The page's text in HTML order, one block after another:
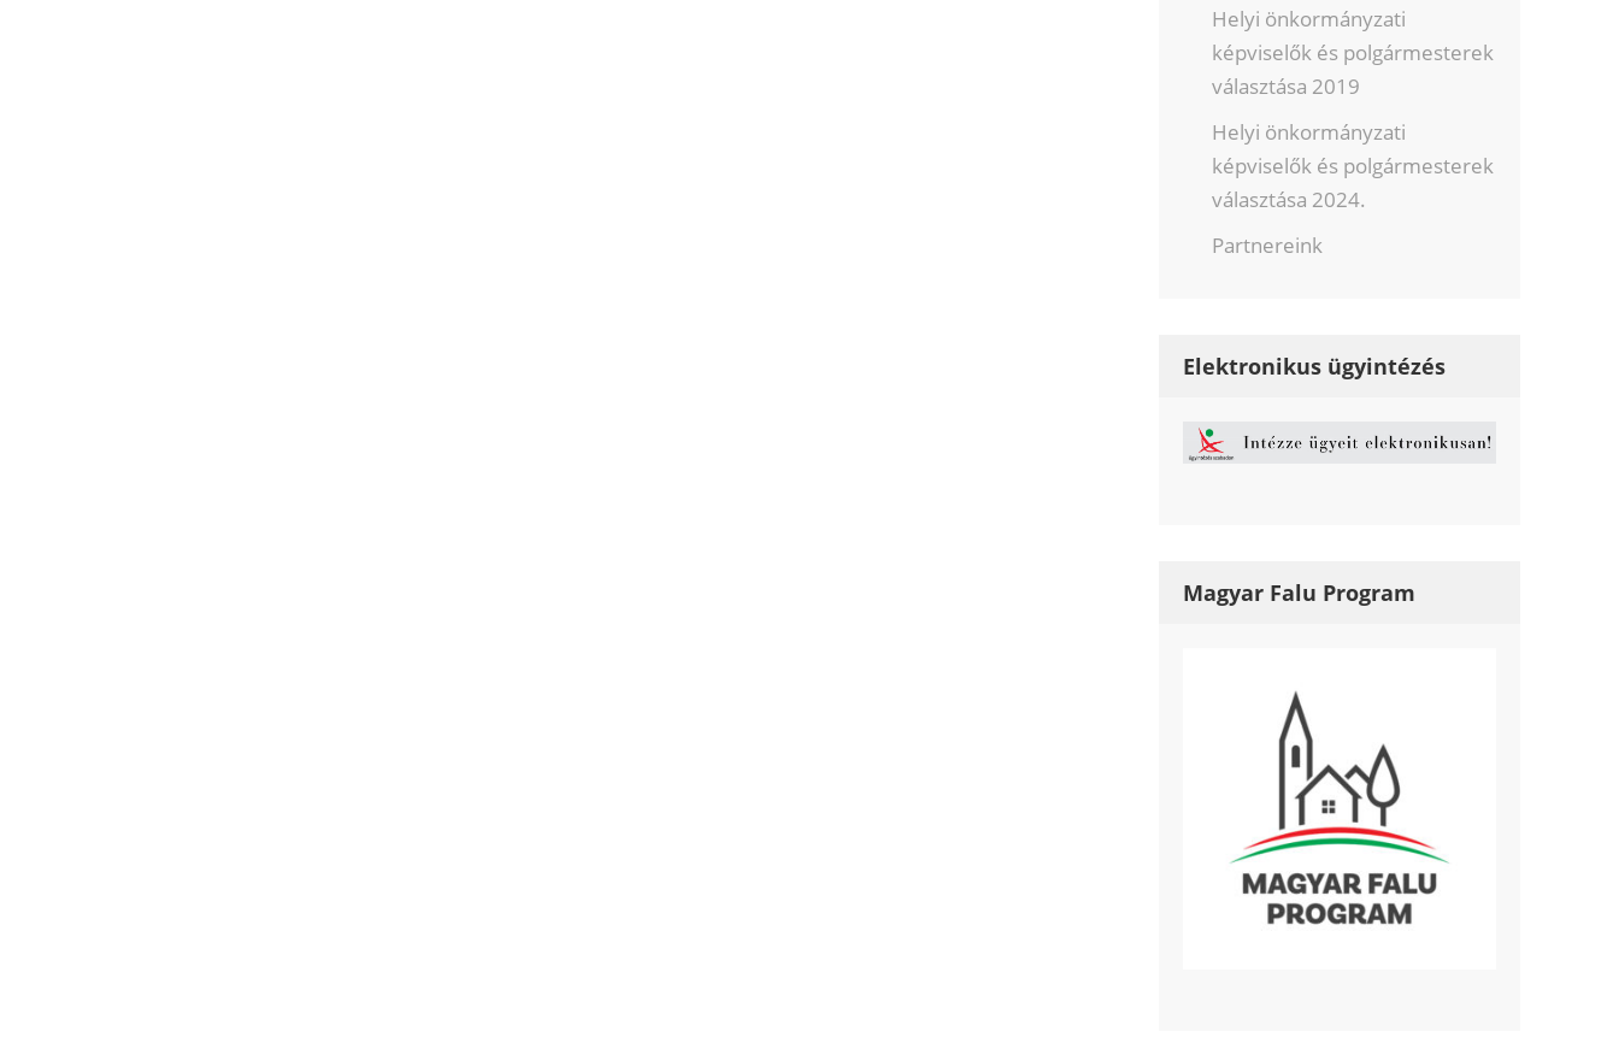
Helyi önkormányzati
képviselők és polgármesterek
választása 2019
Helyi önkormányzati
képviselők és polgármesterek
választása 2024.
Partnereink
Elektronikus ügyintézés
Magyar Falu Program